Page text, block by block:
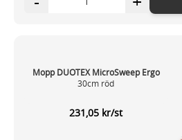
Mopp DUOTEX MicroSweep Ergo
30cm röd
231,05 kr/st